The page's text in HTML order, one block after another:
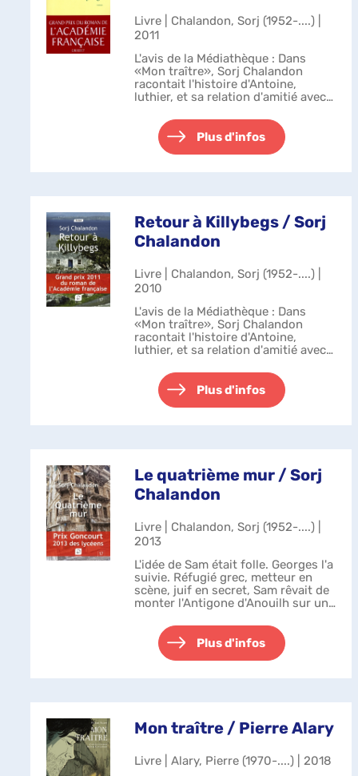
Livre | Chalandon, Sorj (1952-....) |
2011
L'avis de la Médiathèque : Dans
«Mon traître», Sorj Chalandon
racontait l'histoire d'Antoine,
luthier, et sa relation d'amitié avec
traître. Dans ce livre, Tyrone
Meehan, le traître, nous livre sa v...
Plus d'infos
Retour à Killybegs / Sorj
Chalandon
Livre | Chalandon, Sorj (1952-....) |
2010
L'avis de la Médiathèque : Dans
«Mon traître», Sorj Chalandon
racontait l'histoire d'Antoine,
luthier, et sa relation d'amitié avec
traître. Dans ce livre, Tyrone
Meehan, le traître, nous livre sa v...
Plus d'infos
Le quatrième mur / Sorj
Chalandon
Livre | Chalandon, Sorj (1952-....) |
2013
L'idée de Sam était folle. Georges l'a
suivie. Réfugié grec, metteur en
scène, juif en secret, Sam rêvait de
monter l'Antigone d'Anouilh sur un
Dans ce pays, des hommes en
massacraient d'autres. G...
Plus d'infos
Mon traître / Pierre Alary
Livre | Alary, Pierre (1970-....) | 2018